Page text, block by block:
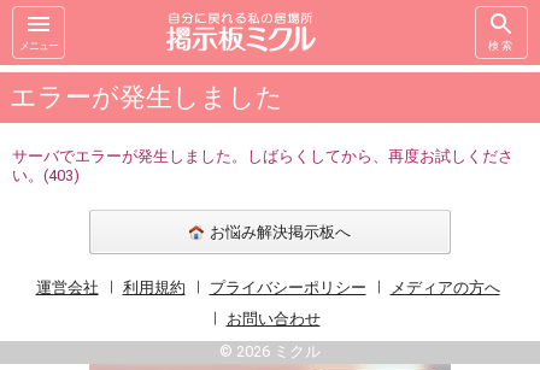
メニュー 検索
エラーが発生しました
サーバでエラーが発生しました。しばらくしてから、再度お試しくださ
い。(403)
お悩み解決掲示板へ
運営会社 利用規約 プライバシーポリシー
メディアの方へ
お問い合わせ
© 2026 ミクル